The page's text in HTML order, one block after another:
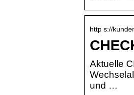
http s://
Aktuelle
und …